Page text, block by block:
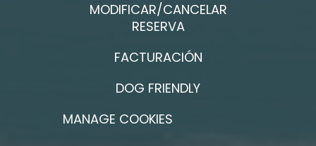
MODIFICAR/CANCELAR
RESERVA
FACTURACIÓN
DOG FRIENDLY
MANAGE COOKIES